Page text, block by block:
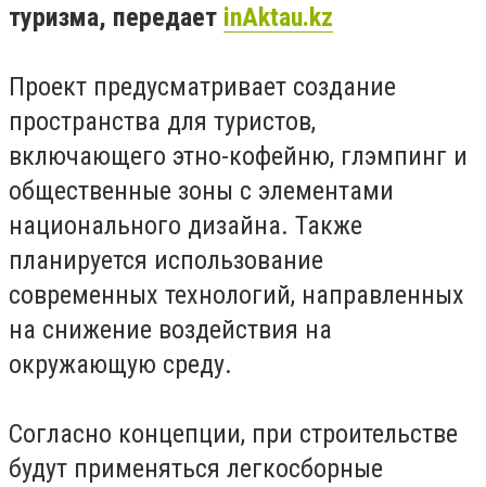
туризма, передает inAktau.kz
Проект предусматривает создание
пространства для туристов,
включающего этно-кофейню, глэмпинг и
общественные зоны с элементами
национального дизайна. Также
планируется использование
современных технологий, направленных
на снижение воздействия на
окружающую среду.
Согласно концепции, при строительстве
будут применяться легкосборные